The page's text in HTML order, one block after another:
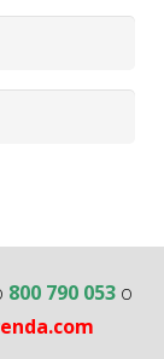
800 790 053 o